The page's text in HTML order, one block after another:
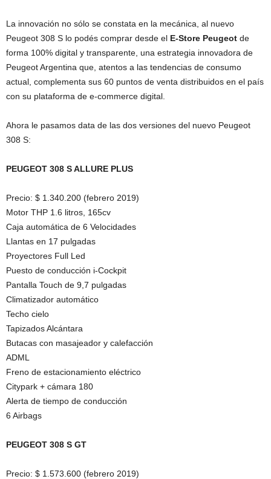
La innovación no sólo se constata en la mecánica, al nuevo
Peugeot 308 S lo podés comprar desde el E-Store Peugeot de
forma 100% digital y transparente, una estrategia innovadora de
Peugeot Argentina que, atentos a las tendencias de consumo
actual, complementa sus 60 puntos de venta distribuidos en el país
con su plataforma de e-commerce digital.
Ahora le pasamos data de las dos versiones del nuevo Peugeot
308 S:
PEUGEOT 308 S ALLURE PLUS
Precio: $ 1.340.200 (febrero 2019)
Motor THP 1.6 litros, 165cv
Caja automática de 6 Velocidades
Llantas en 17 pulgadas
Proyectores Full Led
Puesto de conducción i-Cockpit
Pantalla Touch de 9,7 pulgadas
Climatizador automático
Techo cielo
Tapizados Alcántara
Butacas con masajeador y calefacción
ADML
Freno de estacionamiento eléctrico
Citypark + cámara 180
Alerta de tiempo de conducción
6 Airbags
PEUGEOT 308 S GT
Precio: $ 1.573.600 (febrero 2019)